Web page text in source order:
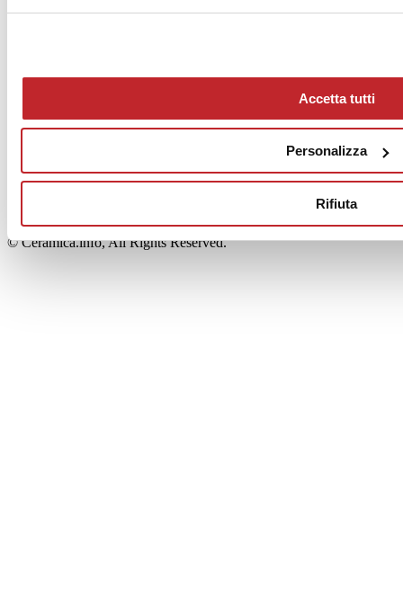
Accetta tutti
Personalizza
Rifiuta
Edi.Cer S.p.a. Società unipersonale
Viale Monte Santo, 40 - 41049 Sassuolo (MO) - Italy
00853700367
Iscrizione al Registro delle Imprese: REA Modena 189678
© Ceramica.info, All Rights Reserved.